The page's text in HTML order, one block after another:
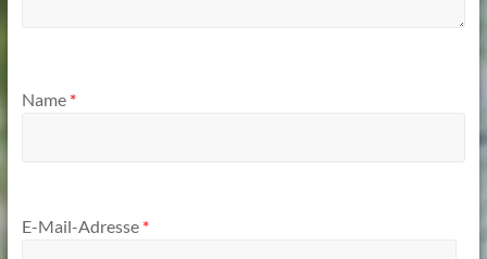
Name *
E-Mail-Adresse *